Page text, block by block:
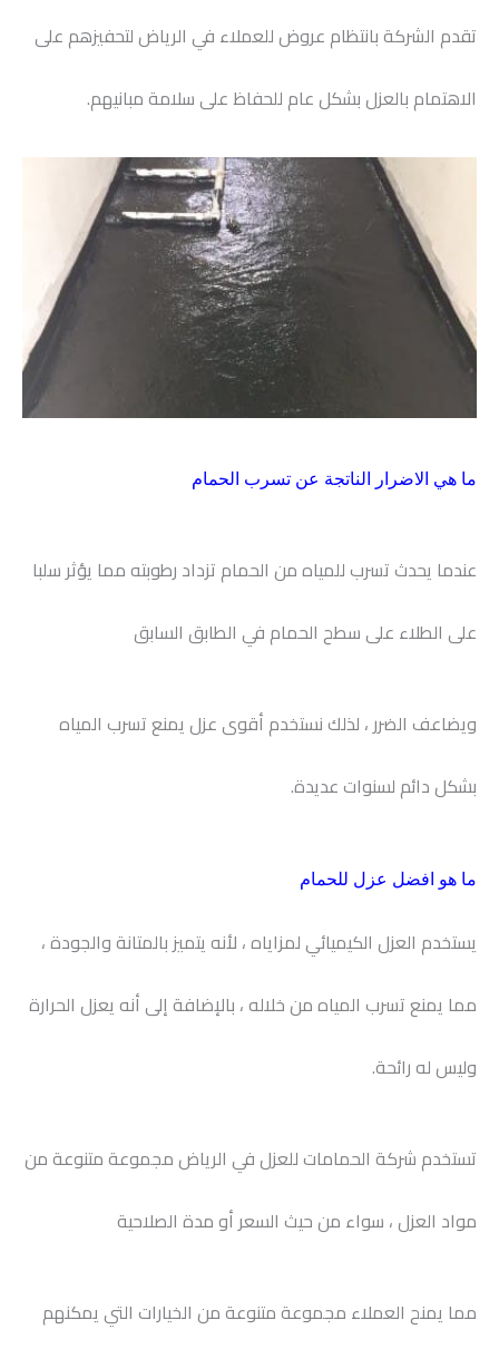
تقدم الشركة بانتظام عروض للعملاء في الرياض لتحفيزهم على
الاهتمام بالعزل بشكل عام للحفاظ على سلامة مبانيهم.
ما هي الاضرار الناتجة عن تسرب الحمام
عندما يحدث تسرب للمياه من الحمام تزداد رطوبته مما يؤثر سلبا
على الطلاء على سطح الحمام في الطابق السابق
ويضاعف الضرر ، لذلك نستخدم أقوى عزل يمنع تسرب المياه
بشكل دائم لسنوات عديدة.
ما هو افضل عزل للحمام
يستخدم العزل الكيميائي لمزاياه ، لأنه يتميز بالمتانة والجودة ،
مما يمنع تسرب المياه من خلاله ، بالإضافة إلى أنه يعزل الحرارة
وليس له رائحة.
تستخدم شركة الحمامات للعزل في الرياض مجموعة متنوعة من
مواد العزل ، سواء من حيث السعر أو مدة الصلاحية
مما يمنح العملاء مجموعة متنوعة من الخيارات التي يمكنهم